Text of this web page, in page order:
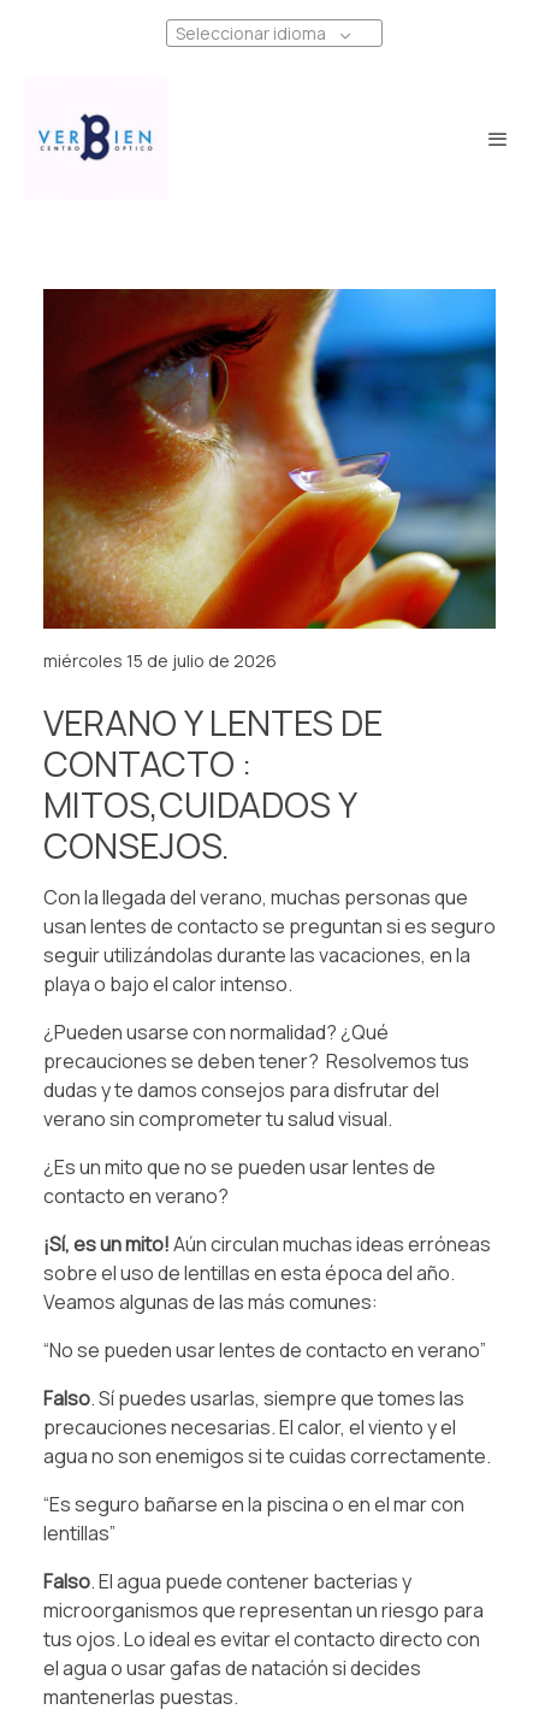
Seleccionar idioma
miércoles 15 de julio de 2026
VERANO Y LENTES DE
CONTACTO :
MITOS,CUIDADOS Y
CONSEJOS.
Con la llegada del verano, muchas personas que
usan lentes de contacto se preguntan si es seguro
seguir utilizándolas durante las vacaciones, en la
playa o bajo el calor intenso.
¿Pueden usarse con normalidad? ¿Qué
precauciones se deben tener? Resolvemos tus
dudas y te damos consejos para disfrutar del
verano sin comprometer tu salud visual.
¿Es un mito que no se pueden usar lentes de
contacto en verano?
¡Sí, es un mito!Aún circulan muchas ideas erróneas
sobre el uso de lentillas en esta época del año.
Veamos algunas de las más comunes:
“No se pueden usar lentes de contacto en verano”
Falso. Sí puedes usarlas, siempre que tomes las
precauciones necesarias. El calor, el viento y el
agua no son enemigos si te cuidas correctamente.
“Es seguro bañarse en la piscina o en el mar con
lentillas”
Falso. El agua puede contener bacterias y
microorganismos que representan un riesgo para
tus ojos. Lo ideal es evitar el contacto directo con
el agua o usar gafas de natación si decides
mantenerlas puestas.